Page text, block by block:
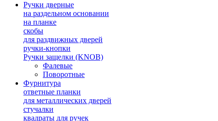
Ручки дверные
на раздельном основании
на планке
скобы
для раздвижных дверей
ручки-кнопки
Ручки защелки (KNOB)
Фалевые
Поворотные
Фурнитура
ответные планки
для металлических дверей
стучалки
квадраты для ручек